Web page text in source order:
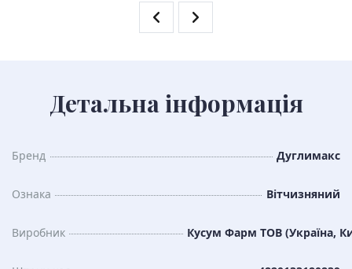
Детальна інформація
Бренд Дуглимакс
Ознака Вітчизняний
Виробник Кусум Фарм ТОВ (Україна,